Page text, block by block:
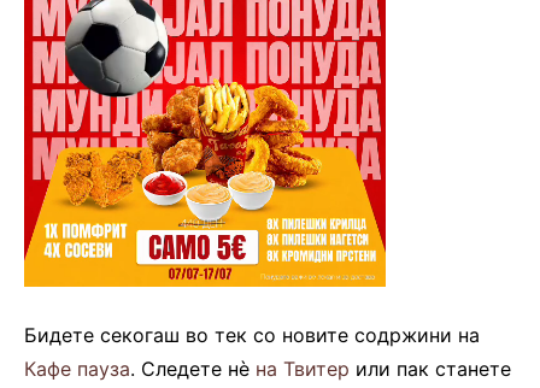
Бидете секогаш во тек со новите содржини на
Кафе пауза. Следете нè на Твитер или пак станете